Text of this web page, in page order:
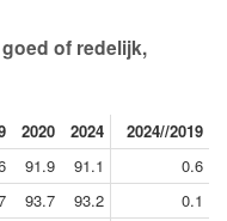
of redelijk,
2020 2024
2024//2019
91.9 91.1
0.6
93.7 93.2
0.1